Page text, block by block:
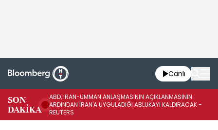
Canlı
SON
DAKİKA
ABD, İRAN-UMMAN ANLAŞMASININ AÇIKLANMASININ
ARDINDAN İRAN'A UYGULADIĞI ABLUKAYI KALDIRACAK -
REUTERS